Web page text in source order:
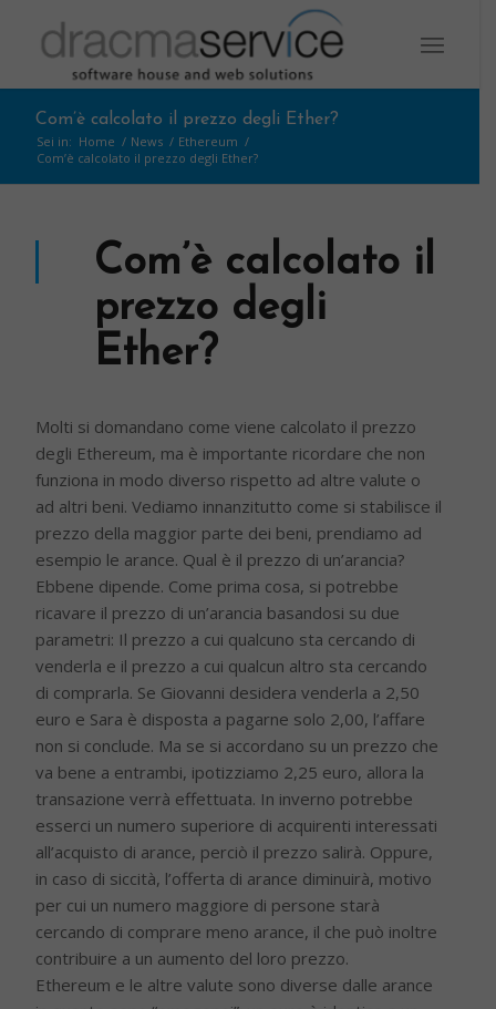
Com’è calcolato il prezzo degli Ether?
Sei in: Home / News / Ethereum /
Com’è calcolato il prezzo degli Ether?
Com’è calcolato il
prezzo degli
Ether?
Molti si domandano come viene calcolato il prezzo
degli Ethereum, ma è importante ricordare che non
funziona in modo diverso rispetto ad altre valute o
ad altri beni. Vediamo innanzitutto come si stabilisce il
prezzo della maggior parte dei beni, prendiamo ad
esempio le arance. Qual è il prezzo di un’arancia?
Ebbene dipende. Come prima cosa, si potrebbe
ricavare il prezzo di un’arancia basandosi su due
parametri: Il prezzo a cui qualcuno sta cercando di
venderla e il prezzo a cui qualcun altro sta cercando
di comprarla. Se Giovanni desidera venderla a 2,50
euro e Sara è disposta a pagarne solo 2,00, l’affare
non si conclude. Ma se si accordano su un prezzo che
va bene a entrambi, ipotizziamo 2,25 euro, allora la
transazione verrà effettuata. In inverno potrebbe
esserci un numero superiore di acquirenti interessati
all’acquisto di arance, perciò il prezzo salirà. Oppure,
in caso di siccità, l’offerta di arance diminuirà, motivo
per cui un numero maggiore di persone starà
cercando di comprare meno arance, il che può inoltre
contribuire a un aumento del loro prezzo.
Ethereum e le altre valute sono diverse dalle arance